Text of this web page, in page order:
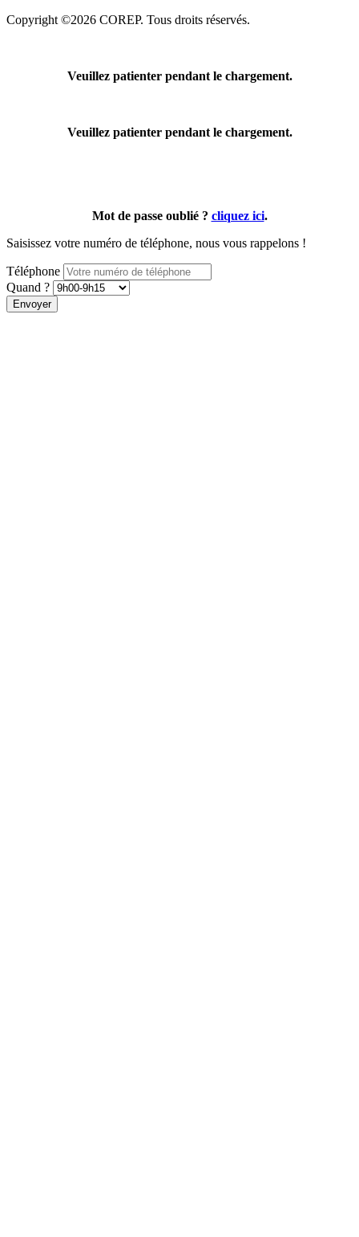
Copyright ©2026 COREP. Tous droits réservés.
Veuillez patienter pendant le chargement.
Veuillez patienter pendant le chargement.
Mot de passe oublié ? cliquez ici.
Saisissez votre numéro de téléphone, nous vous rappelons !
Téléphone
Quand ?
Envoyer